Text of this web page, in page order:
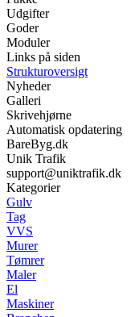
Udgifter
Goder
Moduler
Links på siden
Strukturoversigt
Nyheder
Galleri
Skrivehjørne
Automatisk opdatering
BareByg.dk
Unik Trafik
support@uniktrafik.dk
Kategorier
Gulv
Tag
VVS
Murer
Tømrer
Maler
El
Maskiner